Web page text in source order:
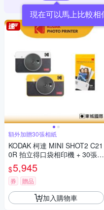
額外加贈30張相紙
KODAK 柯達 MINI SHOT2 C21
0R 拍立得口袋相印機 + 30張相
紙組 公司貨
$5,945
券 贈品
加入購物車